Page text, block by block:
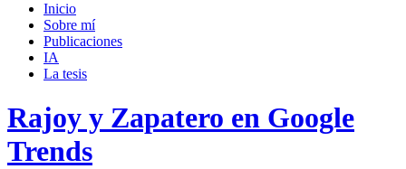
campo
búsqueda
Inicio
Sobre mí­
Publicaciones
IA
La tesis
Rajoy y Zapatero en Google
Trends